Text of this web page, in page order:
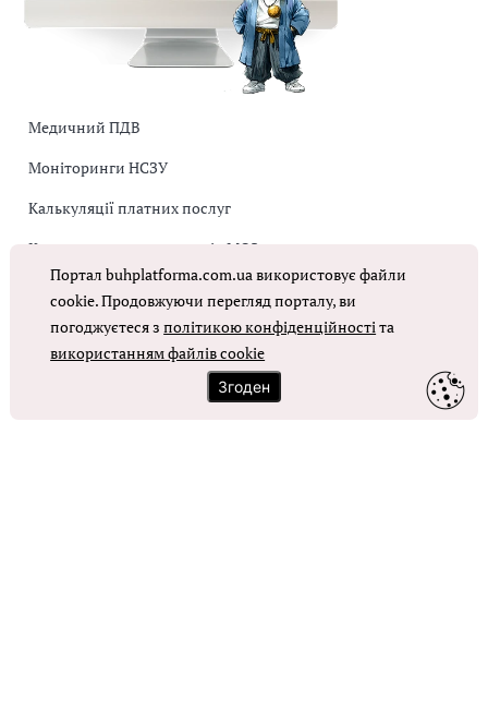
Медичний ПДВ
Моніторинги НСЗУ
Калькуляції платних послуг
Коригувальна накладна від МОЗ
Оплата праці в КНП
ОТРИМАТИ ДОСТУП
Портал buhplatforma.com.ua використовує файли
cookie. Продовжуючи перегляд порталу, ви
погоджуєтеся зполітикою конфіденційностіта
використанням файлів cookie
Згоден